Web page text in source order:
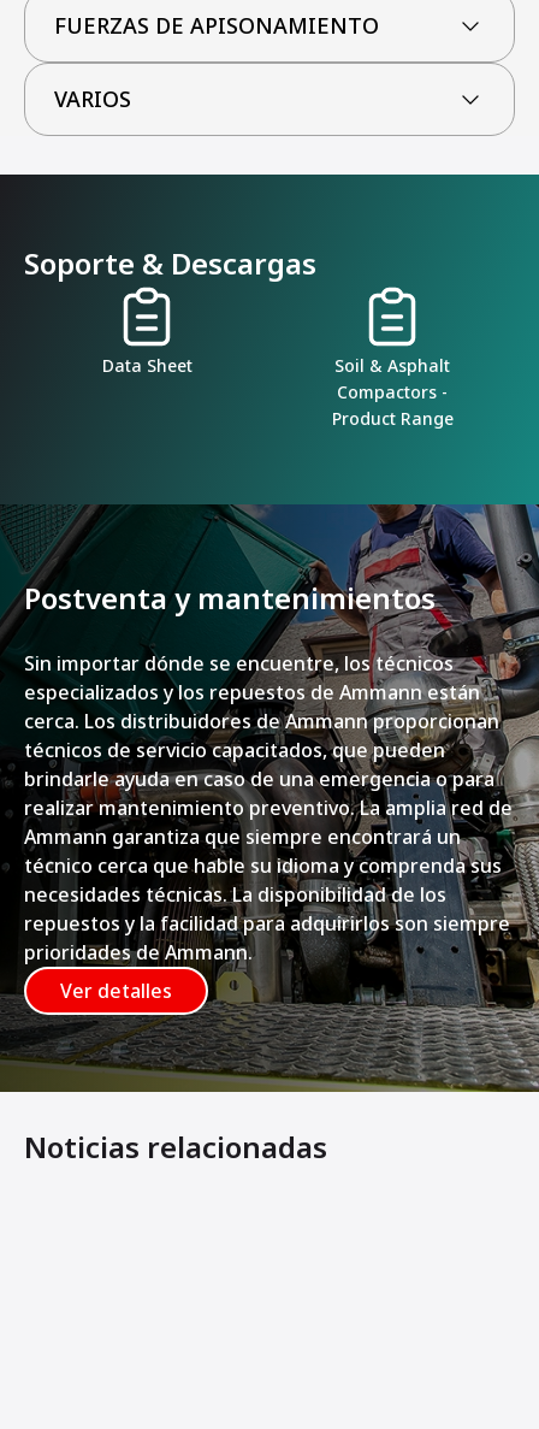
FUERZAS DE APISONAMIENTO
VARIOS
Soporte & Descargas
Data Sheet
Soil & Asphalt
Compactors -
Product Range
Postventa y mantenimientos
Sin importar dónde se encuentre, los técnicos
especializados y los repuestos de Ammann están
cerca. Los distribuidores de Ammann proporcionan
técnicos de servicio capacitados, que pueden
brindarle ayuda en caso de una emergencia o para
realizar mantenimiento preventivo. La amplia red de
Ammann garantiza que siempre encontrará un
técnico cerca que hable su idioma y comprenda sus
necesidades técnicas. La disponibilidad de los
repuestos y la facilidad para adquirirlos son siempre
prioridades de Ammann.
Ver detalles
Noticias relacionadas